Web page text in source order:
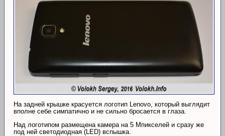
На задней крышке красуется логотип Lenovo, который выглядит
вполне себе симпатично и не сильно бросается в глаза.
Над логотипом размещена камера на 5 Мпикселей и сразу же
под ней светодиодная (LED) вспышка.